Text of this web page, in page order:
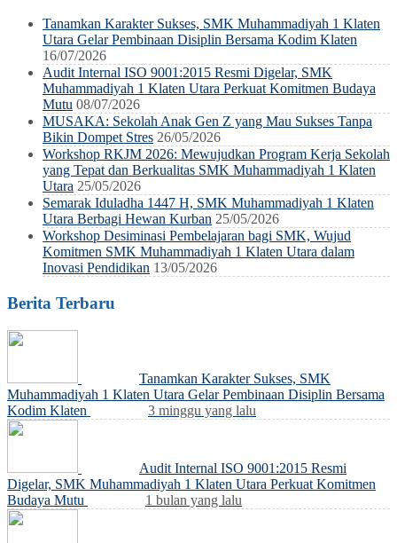
Tanamkan Karakter Sukses, SMK Muhammadiyah 1 Klaten
Utara Gelar Pembinaan Disiplin Bersama Kodim Klaten
16/07/2026
Audit Internal ISO 9001:2015 Resmi Digelar, SMK
Muhammadiyah 1 Klaten Utara Perkuat Komitmen Budaya
Mutu 08/07/2026
MUSAKA: Sekolah Anak Gen Z yang Mau Sukses Tanpa
Bikin Dompet Stres 26/05/2026
Workshop RKJM 2026: Mewujudkan Program Kerja Sekolah
yang Tepat dan Berkualitas SMK Muhammadiyah 1 Klaten
Utara 25/05/2026
Semarak Iduladha 1447 H, SMK Muhammadiyah 1 Klaten
Utara Berbagi Hewan Kurban 25/05/2026
Workshop Desiminasi Pembelajaran bagi SMK, Wujud
Komitmen SMK Muhammadiyah 1 Klaten Utara dalam
Inovasi Pendidikan 13/05/2026
Berita Terbaru
Tanamkan Karakter Sukses, SMK
Muhammadiyah 1 Klaten Utara Gelar Pembinaan Disiplin Bersama
Kodim Klaten
3 minggu yang lalu
Audit Internal ISO 9001:2015 Resmi
Digelar, SMK Muhammadiyah 1 Klaten Utara Perkuat Komitmen
Budaya Mutu
1 bulan yang lalu